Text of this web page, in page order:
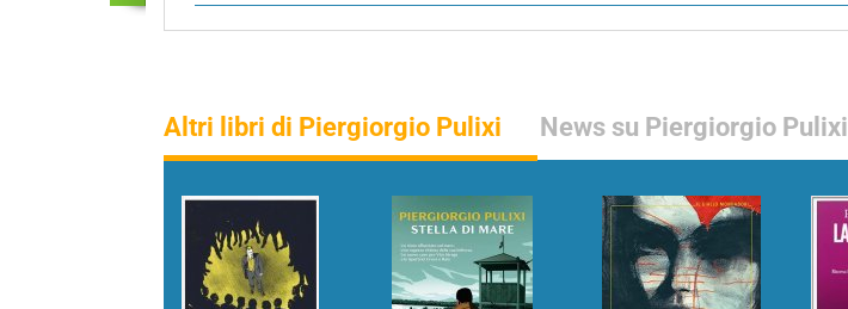
Altri libri di Piergiorgio Pulixi News su Piergiorgio Pulixi